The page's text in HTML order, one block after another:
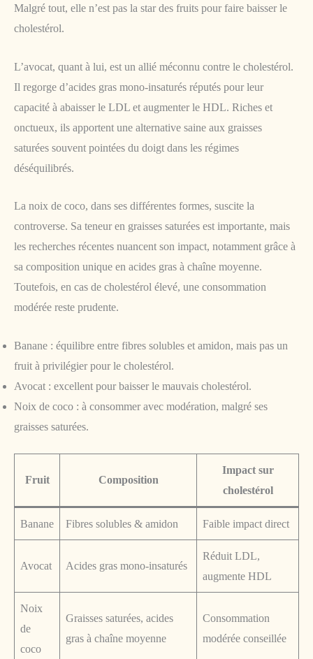
Malgré tout, elle n’est pas la star des fruits pour faire baisser le
cholestérol.
L’avocat, quant à lui, est un allié méconnu contre le cholestérol.
Il regorge d’acides gras mono-insaturés réputés pour leur
capacité à abaisser le LDL et augmenter le HDL. Riches et
onctueux, ils apportent une alternative saine aux graisses
saturées souvent pointées du doigt dans les régimes
déséquilibrés.
La noix de coco, dans ses différentes formes, suscite la
controverse. Sa teneur en graisses saturées est importante, mais
les recherches récentes nuancent son impact, notamment grâce à
sa composition unique en acides gras à chaîne moyenne.
Toutefois, en cas de cholestérol élevé, une consommation
modérée reste prudente.
Banane : équilibre entre fibres solubles et amidon, mais pas un
fruit à privilégier pour le cholestérol.
Avocat : excellent pour baisser le mauvais cholestérol.
Noix de coco : à consommer avec modération, malgré ses
graisses saturées.
Fruit Composition
Impact sur
cholestérol
Banane Fibres solubles & amidon Faible impact direct
Avocat Acides gras mono-insaturés
Réduit LDL,
augmente HDL
Noix
de
coco
Graisses saturées, acides
gras à chaîne moyenne
Consommation
modérée conseillée